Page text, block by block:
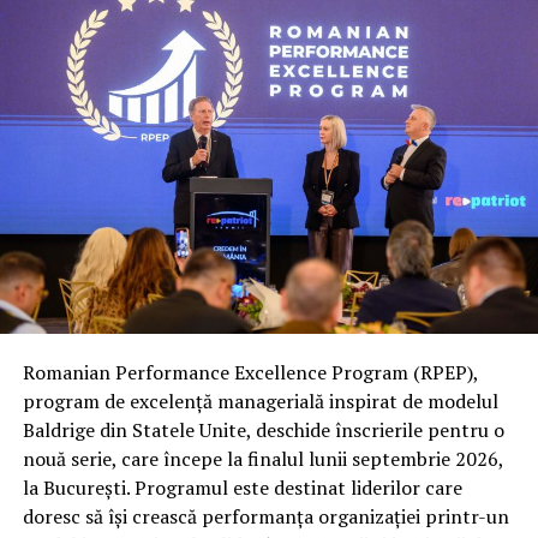
Trebuie sa va marturisim ca realizarea acestei liste cu
cele mai bune comedii din istoria filmului este intr-
adevar complicata. Titlurile sunt aglomerate in memoria
noastra si ar fi nevoie de mai multe articole pentru a
face o compilare completa a acelor filme care merita
vazute cel putin o data in viata si care, dupa ce le-ati
vazut, veti zambi de fiecare data cand va amintiti.
Duck Soup, unul dintre cele mai bune filme de
comedie
unii frati au parodiat de o mie si de ori, irepetabili si de
neuitat, fratii Marx . Fara sa uitam de Chaplin, Oliver si
Hardy, Harold Lloyd sau oricare dintre marile benzi
desenate ale filmelor mute si primele zile ale sunetului,
orice titlu din filmografia Fratilor Marx te va face sa razi
si sa te distrezi bine.
Romanian Performance Excellence Program (RPEP),
program de excelență managerială inspirat de modelul
Baldrige din Statele Unite, deschide înscrierile pentru o
nouă serie, care începe la finalul lunii septembrie 2026,
la București. Programul este destinat liderilor care
doresc să își crească performanța organizației printr-un